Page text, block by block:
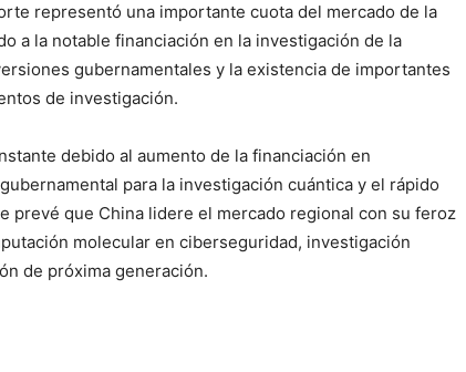
representó una importante cuota del mercado de la
a la notable financiación en la investigación de la
gubernamentales y la existencia de importantes
de investigación.
debido al aumento de la financiación en
para la investigación cuántica y el rápido
prevé que China lidere el mercado regional con su feroz
molecular en ciberseguridad, investigación
de próxima generación.